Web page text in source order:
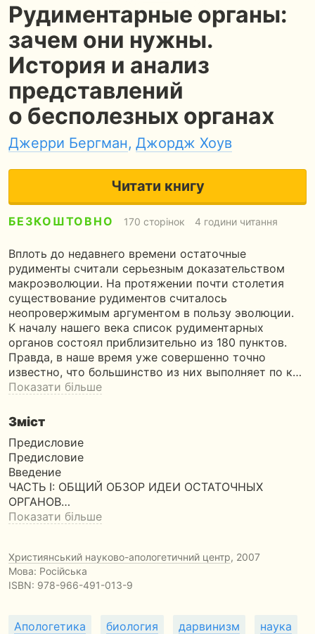
Рудиментарные органы:
зачем они нужны.
История и анализ
представлений
о бесполезных органах
Джерри Бергман, Джордж Хоув
Читати книгу
БЕЗКОШТОВНО 170 сторінок 4 години читання
Вплоть до недавнего времени остаточные
рудименты считали серьезным доказательством
макроэволюции. На протяжении почти столетия
существование рудиментов считалось
неопровержимым аргументом в пользу эволюции.
К началу нашего века список рудиментарных
органов состоял приблизительно из 180 пунктов.
Правда, в наше время уже совершенно точно
известно, что большинство из них выполняет по к…
Показати більше
Зміст
Предисловие
Предисловие
Введение
ЧАСТЬ I: ОБЩИЙ ОБЗОР ИДЕИ ОСТАТОЧНЫХ
ОРГАНОВ…
Показати більше
Християнський науково-апологетичний центр, 2007
Мова: Російська
ISBN: 978-966-491-013-9
Апологетика биология дарвинизм наука